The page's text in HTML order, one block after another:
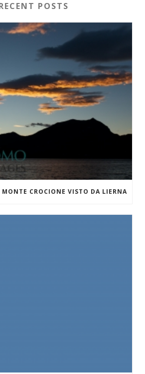
POSTS
CROCIONE VISTO DA LIERNA